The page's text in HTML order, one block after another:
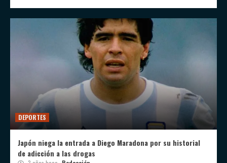
DEPORTES
Japón niega la entrada a Diego Maradona por su historial
de adicción a las drogas